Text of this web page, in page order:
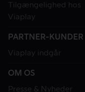
Tilgængelighed hos
Viaplay
PARTNER-KUNDER
Viaplay indgår
OM OS
Presse & Nyheder